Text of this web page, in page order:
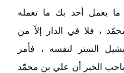
ما يعمل أحد بك ما تعمله
، فلا في الدار إلاّ من
الستر لنفسه ، فأمر
الخبر أن علي بن محمّد